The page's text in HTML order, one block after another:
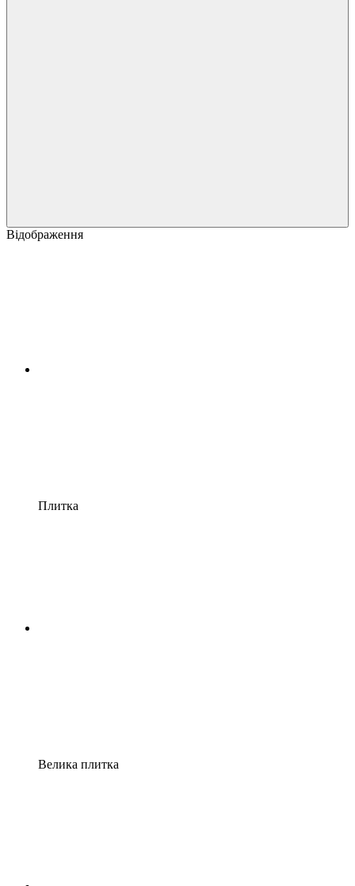
Відображення
Плитка
Велика плитка